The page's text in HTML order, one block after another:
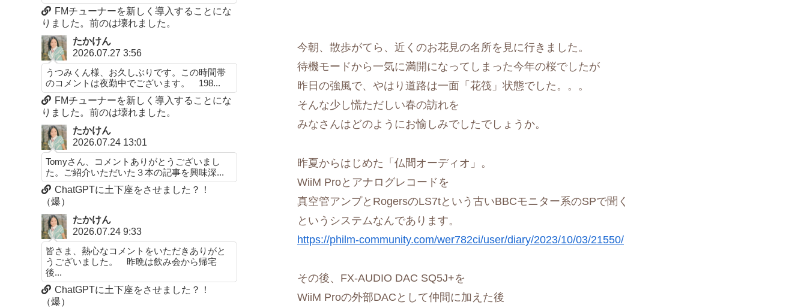
今朝、散歩がてら、近くのお花見の名所を見に行きました。
待機モードから一気に満開になってしまった今年の桜でしたが
昨日の強風で、やはり道路は一面「花筏」状態でした。。。
そんな少し慌ただしい春の訪れを
みなさんはどのようにお愉しみでしたでしょうか。
昨夏からはじめた「仏間オーディオ」。
WiiM Proとアナログレコードを
真空管アンプとRogersのLS7tという古いBBCモニター系のSPで聞く
というシステムなんであります。
https://philm-community.com/wer782ci/user/diary/2023/10/03/21550/
その後、FX-AUDIO DAC SQ5J+を
WiiM Proの外部DACとして仲間に加えた後
FMチューナーを新しく導入することにな
りました。前のは壊れました。
たかけん
2026.07.27 3:56
うつみくん様、お久しぶりです。この時間帯
のコメントは夜勤中でございます。 198...
FMチューナーを新しく導入することにな
りました。前のは壊れました。
たかけん
2026.07.24 13:01
Tomyさん、コメントありがとうございまし
た。ご紹介いただいた３本の記事を興味深...
ChatGPTに土下座をさせました？！
（爆）
たかけん
2026.07.24 9:33
皆さま、熱心なコメントをいただきありがと
うございました。 昨晩は飲み会から帰宅
後...
ChatGPTに土下座をさせました？！
（爆）